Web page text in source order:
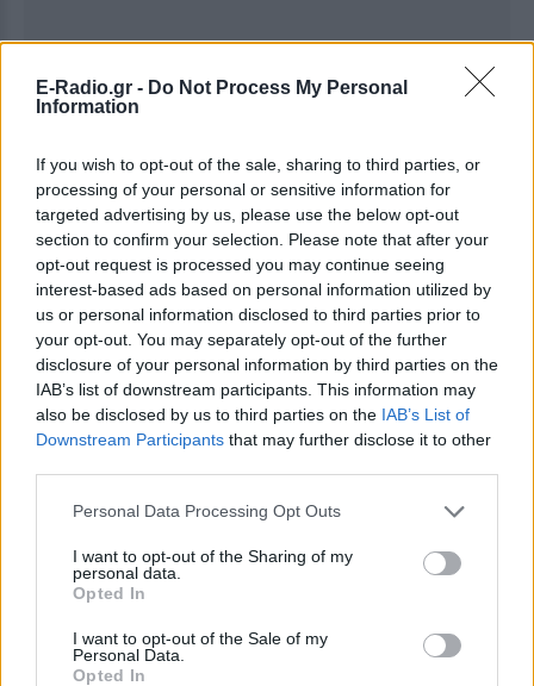
E-Radio.gr - Do Not Process My Personal
Information
If you wish to opt-out of the sale, sharing to third parties, or
processing of your personal or sensitive information for
targeted advertising by us, please use the below opt-out
section to confirm your selection. Please note that after your
opt-out request is processed you may continue seeing
interest-based ads based on personal information utilized by
us or personal information disclosed to third parties prior to
your opt-out. You may separately opt-out of the further
disclosure of your personal information by third parties on the
IAB’s list of downstream participants. This information may
also be disclosed by us to third parties on the IAB’s List of
Downstream Participants that may further disclose it to other
Personal Data Processing Opt Outs
I want to opt-out of the Sharing of my
personal data.
Opted In
I want to opt-out of the Sale of my
Personal Data.
Opted In
Ακολουθήστε το E-Radio.gr στοGoogle News
και μάθετε πρώτοι τα πιο hot νέα
Εσύ μπήκες στο E-Daily.gr; Τα νέα της ημέρας
και ότι σου κάνει κλικ!
Ακολουθήστε το E-Radio.gr και στο Instagram
ΔΙΑΦΗΜΙΣΗ